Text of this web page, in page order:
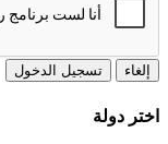
إلغاء تسجيل الدخول
اختر دولة